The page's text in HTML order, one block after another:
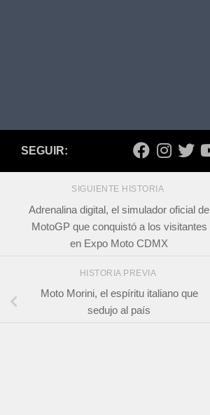
SEGUIR:
SIGUIENTE HISTORIA
Adrenalina digital, el simulador oficial de
MotoGP que conquistó a los visitantes
en Expo Moto CDMX
HISTORIA PREVIA
Moto Morini, el espíritu italiano que
sedujo al país